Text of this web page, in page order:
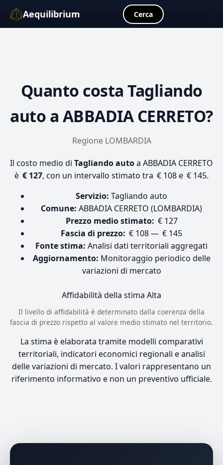
Aequilibrium Cerca
Quanto costa Tagliando
auto a ABBADIA CERRETO?
Regione LOMBARDIA
Il costo medio di Tagliando autoa ABBADIA CERRETO
è € 127, con un intervallo stimato tra € 108 e € 145.
Servizio: Tagliando auto
Comune: ABBADIA CERRETO (LOMBARDIA)
Prezzo medio stimato: € 127
Fascia di prezzo: € 108 — € 145
Fonte stima: Analisi dati territoriali aggregati
Aggiornamento: Monitoraggio periodico delle
variazioni di mercato
Affidabilità della stima Alta
Il livello di affidabilità è determinato dalla coerenza della
fascia di prezzo rispetto al valore medio stimato nel territorio.
La stima è elaborata tramite modelli comparativi
territoriali, indicatori economici regionali e analisi
delle variazioni di mercato. I valori rappresentano un
riferimento informativo e non un preventivo ufficiale.